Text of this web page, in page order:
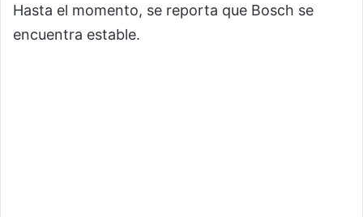
Hasta el momento, se reporta que Bosch se
encuentra estable.